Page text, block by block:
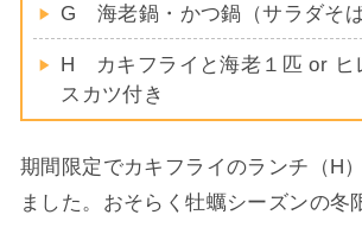
G 海老鍋・かつ鍋（サラダそば
H カキフライと海老１匹 or ヒ
スカツ付き
期間限定でカキフライのランチ（H
ました。おそらく牡蠣シーズンの冬